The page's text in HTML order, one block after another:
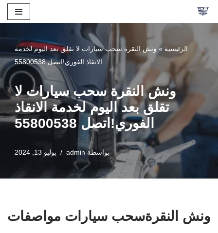
المحتوى
الرئيسية » ونش النقرة سحب سيارات لا تقلق بعد اليوم لخدمة
الانقاذ الفوري!اتصل 55800538
ونش النقرة سحب سيارات لا
تقلق بعد اليوم لخدمة الانقاذ
الفوري!اتصل 55800538
بواسطة admin يوليو 13, 2024
ونش النقرةسحب سيارات مواصفات